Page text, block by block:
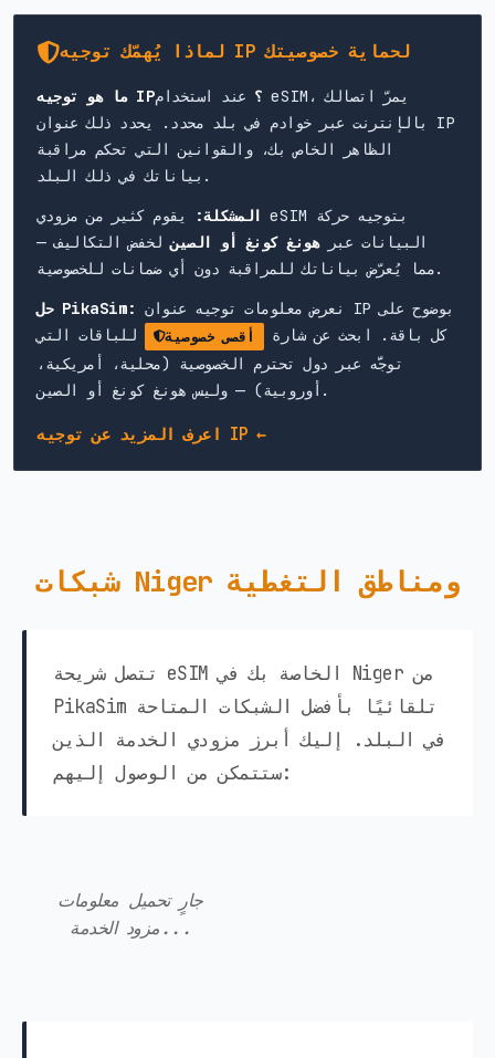
لماذا يُهمّك توجيه IP لحماية خصوصيتك
ما هو توجيه IP؟ عند استخدام eSIM، يمرّ اتصالك
بالإنترنت عبر خوادم في بلد محدد. يحدد ذلك عنوان IP
الظاهر الخاص بك، والقوانين التي تحكم مراقبة
بياناتك في ذلك البلد.
المشكلة:
يقوم كثير من مزودي eSIM بتوجيه حركة
البيانات عبرهونغ كونغ أو الصينلخفض التكاليف —
مما يُعرّض بياناتك للمراقبة دون أي ضمانات للخصوصية.
حل PikaSim:
كل باقة. ابحث عن شارة
أقصى خصوصية
للباقات التي
توجَّه عبر دول تحترم الخصوصية (محلية، أمريكية،
أوروبية) — وليس هونغ كونغ أو الصين.
اعرف المزيد عن توجيه IP ←
شبكات Niger ومناطق التغطية
تتصل شريحة eSIM الخاصة بك في Niger من
PikaSim تلقائيًا بأفضل الشبكات المتاحة
في البلد. إليك أبرز مزودي الخدمة الذين
ستتمكن من الوصول إليهم:
جارٍ تحميل معلومات
مزود الخدمة...